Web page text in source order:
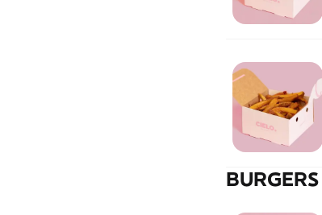
BURGERS